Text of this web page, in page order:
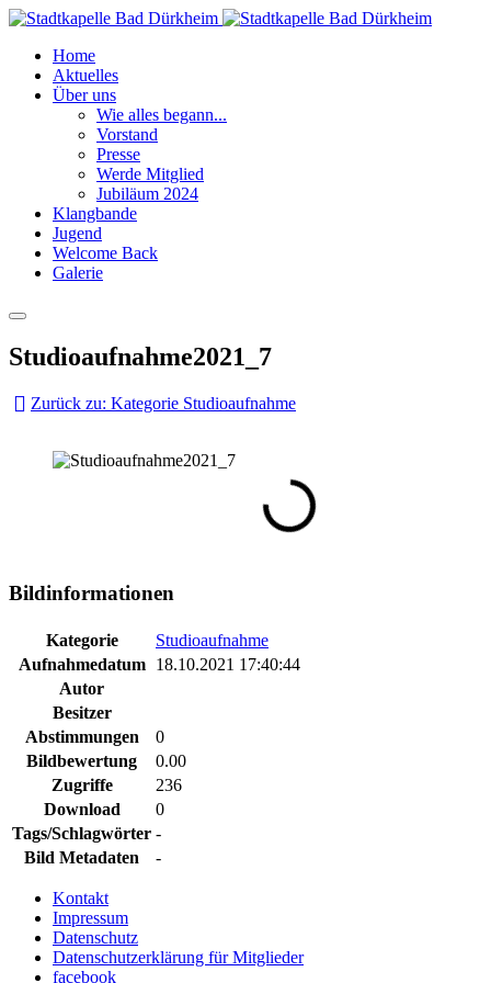
Home
Aktuelles
Über uns
Wie alles begann...
Vorstand
Presse
Werde Mitglied
Jubiläum 2024
Klangbande
Jugend
Welcome Back
Galerie
Studioaufnahme2021_7
Zurück zu: Kategorie Studioaufnahme
Bildinformationen
Kategorie
Studioaufnahme
Aufnahmedatum
18.10.2021 17:40:44
Autor
Besitzer
Abstimmungen
0
Bildbewertung
0.00
Zugriffe
236
Download
0
Tags/Schlagwörter -
Bild Metadaten
-
Kontakt
Impressum
Datenschutz
Datenschutzerklärung für Mitglieder
facebook